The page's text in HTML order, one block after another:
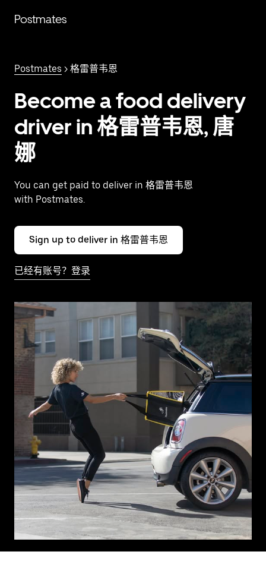
Postmates
Postmates > 格雷普韦恩
Become a food delivery
driver in 格雷普韦恩, 唐
娜
You can get paid to deliver in 格雷普韦恩
with Postmates.
Sign up to deliver in 格雷普韦恩
已经有账号？登录